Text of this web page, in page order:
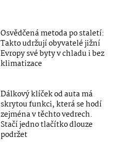
Osvědčená metoda po staletí:
Takto udržují obyvatelé jižní
Evropy své byty v chladu i bez
klimatizace
Dálkový klíček od auta má
skrytou funkci, která se hodí
zejména v těchto vedrech.
Stačí jedno tlačítko dlouze
podržet